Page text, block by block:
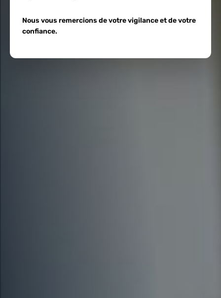
Nous vous remercions de votre vigilance et de votre
confiance.